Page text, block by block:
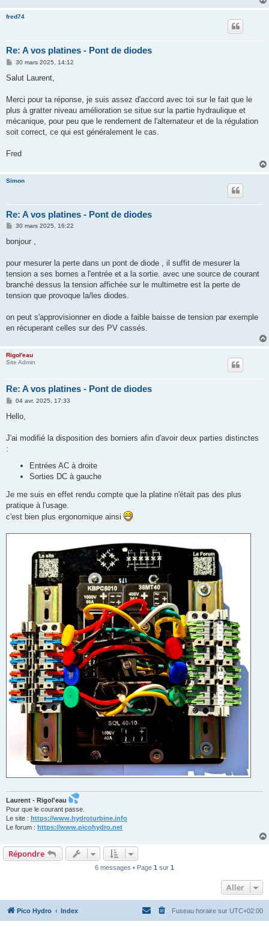
fred74
Re: A vos platines - Pont de diodes
M
s
g
30 mars 2025, 14:12
Salut Laurent,
Merci pour ta réponse, je suis assez d'accord avec toi sur le fait que le
plus à gratter niveau amélioration se situe sur la partie hydraulique et
mécanique, pour peu que le rendement de l'alternateur et de la régulation
soit correct, ce qui est généralement le cas.
Fred
Simon
Re: A vos platines - Pont de diodes
M
s
g
30 mars 2025, 16:22
bonjour ,
pour mesurer la perte dans un pont de diode , il suffit de mesurer la
tension a ses bornes a l'entrée et a la sortie. avec une source de courant
branché dessus la tension affichée sur le multimetre est la perte de
tension que provoque la/les diodes.
on peut s'approvisionner en diode a faible baisse de tension par exemple
en récuperant celles sur des PV cassés.
Rigol'eau
Site Admin
Re: A vos platines - Pont de diodes
M
s
g
04 avr. 2025, 17:33
Hello,
J'ai modifié la disposition des borniers afin d'avoir deux parties distinctes
:
Entrées AC à droite
Sorties DC à gauche
Je me suis en effet rendu compte que la platine n'était pas des plus
pratique à l'usage.
c'est bien plus ergonomique ainsi
Laurent - Rigol'eau
Pour que le courant passe.
Le site : https://www.hydroturbine.info
Le forum : https://www.picohydro.net
Répondre
6 messages • Page 1 sur 1
Aller
Pico Hydro Index Fuseau horaire sur UTC+02:00